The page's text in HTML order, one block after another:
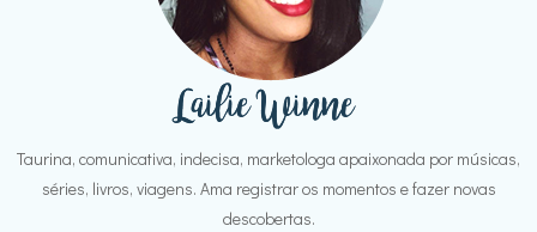
Taurina, comunicativa, indecisa, marketologa apaixonada por músicas,
séries, livros, viagens. Ama registrar os momentos e fazer novas
descobertas.